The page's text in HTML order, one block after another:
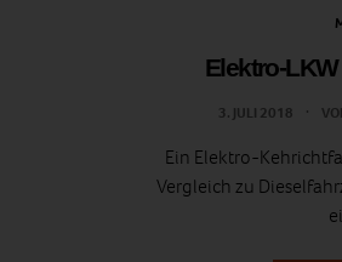
Elektro-
3. JULI 2018
Ein Elektro-
Vergleich zu